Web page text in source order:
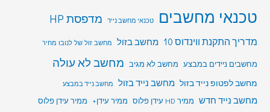
טכנאי מחשבים טכנאי מחשב נייד מדפסת HP
מדריך התקנת ווינדוס 10 מחשב בזול מחשב זול של לנובו מחיר
מחשבים ניידים במבצע מחשב לא מגיב מחשב לא עולה
מחשב לפטופ נייד בזול מחשב נייד בזול מחשב נייד במבצע
מחשב נייד חדש ממיר HD עידן פלוס ממיר עידן+ ממיר עידן פלוס